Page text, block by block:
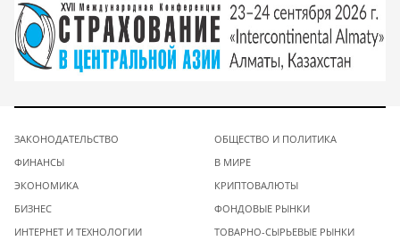
ЗАКОНОДАТЕЛЬСТВО
ФИНАНСЫ
ЭКОНОМИКА
БИЗНЕС
ИНТЕРНЕТ И ТЕХНОЛОГИИ
ОБЩЕСТВО И ПОЛИТИКА
В МИРЕ
КРИПТОВАЛЮТЫ
ФОНДОВЫЕ РЫНКИ
ТОВАРНО-СЫРЬЕВЫЕ РЫНКИ